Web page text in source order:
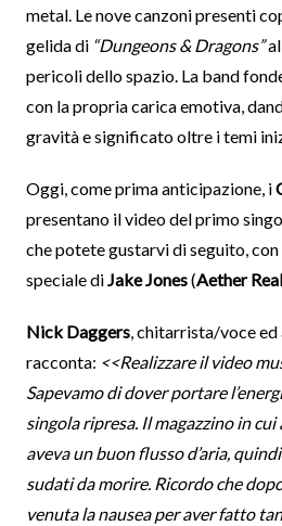
metal. Le nove canzoni presenti
gelida di “Dungeons & Dragons”
pericoli dello spazio. La band
con la propria carica emotiva,
gravità e significato oltre i temi
Oggi, come prima anticipazione, i
presentano il video del primo
che potete gustarvi di seguito,
speciale diJake Jones(Aether
Nick Daggers, chitarrista/voce ed
racconta: <<Realizzare il video
Sapevamo di dover portare
singola ripresa. Il magazzino in
aveva un buon flusso d’aria,
sudati da morire. Ricordo che
venuta la nausea per aver fatto